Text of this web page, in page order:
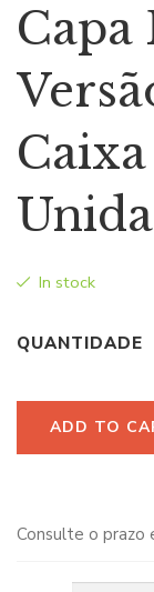
Capa
In stock
QUANTIDADE
ADD TO
Consulte o prazo